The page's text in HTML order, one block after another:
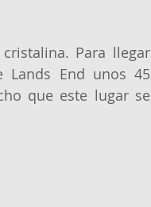
Para llegar
Lands End unos 45
que este lugar se